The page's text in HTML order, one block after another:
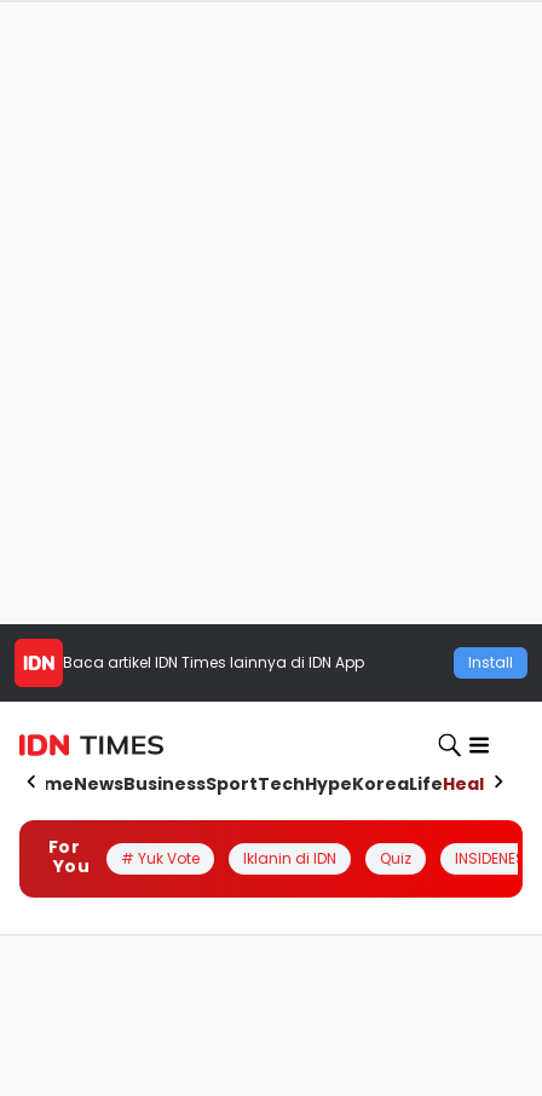
Baca artikel IDN Times lainnya di IDN App Install
HomeNewsBusinessSportTechHypeKoreaLifeHealth
For
You
# Yuk Vote Iklanin di IDN Quiz INSIDENESIA